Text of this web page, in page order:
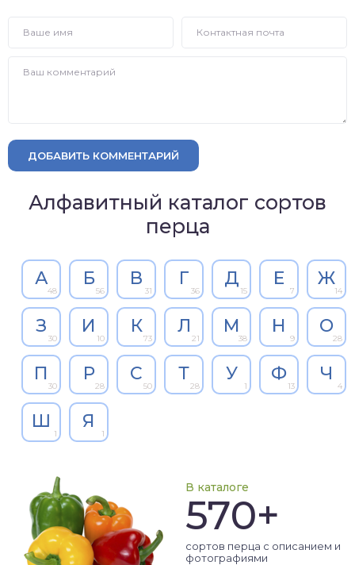
ДОБАВИТЬ КОММЕНТАРИЙ
Алфавитный каталог сортов
перца
А
48
Б
56
В
31
Г
36
Д
15
Е
7
Ж
14
З
30
И
10
К
73
Л
21
М
38
Н
9
О
28
П
30
Р
28
С
50
Т
28
У
1
Ф
13
Ч
4
Ш
1
Я
1
В каталоге
570+
сортов перца с описанием и
фотографиями